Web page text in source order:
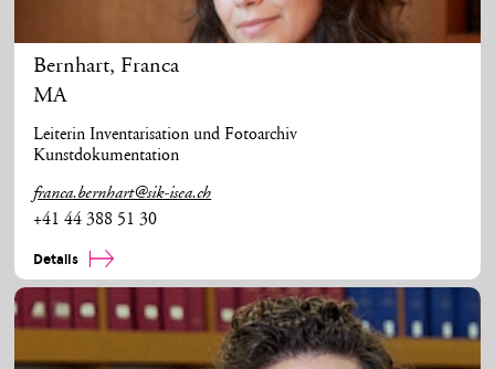
Bernhart, Franca
MA
Leiterin Inventarisation und Fotoarchiv
Kunstdokumentation
franca.bernhart@sik-isea.ch
+41 44 388 51 30
Details